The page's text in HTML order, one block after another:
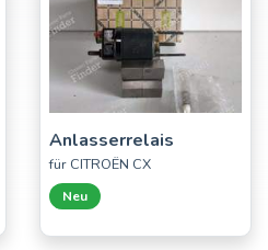
Anlasserrelais
für CITROËN CX
Neu